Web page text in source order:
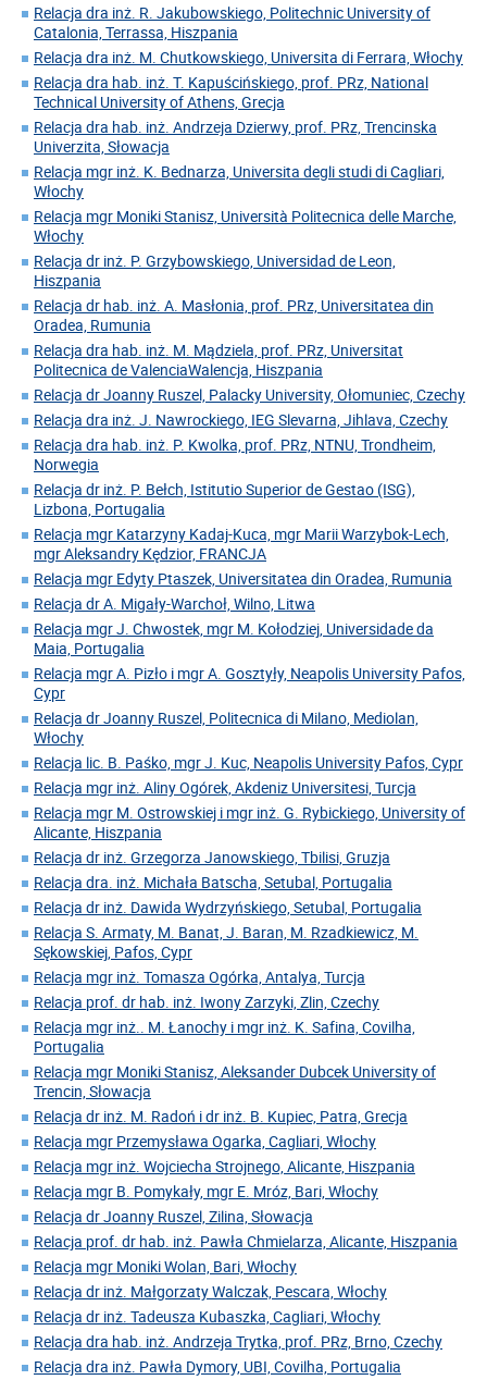
Relacja dra inż. R. Jakubowskiego, Politechnic University of
Catalonia, Terrassa, Hiszpania
Relacja dra inż. M. Chutkowskiego, Universita di Ferrara, Włochy
Relacja dra hab. inż. T. Kapuścińskiego, prof. PRz, National
Technical University of Athens, Grecja
Relacja dra hab. inż. Andrzeja Dzierwy, prof. PRz, Trencinska
Univerzita, Słowacja
Relacja mgr inż. K. Bednarza, Universita degli studi di Cagliari,
Włochy
Relacja mgr Moniki Stanisz, Università Politecnica delle Marche,
Włochy
Relacja dr inż. P. Grzybowskiego, Universidad de Leon,
Hiszpania
Relacja dr hab. inż. A. Masłonia, prof. PRz, Universitatea din
Oradea, Rumunia
Relacja dra hab. inż. M. Mądziela, prof. PRz, Universitat
Politecnica de ValenciaWalencja, Hiszpania
Relacja dr Joanny Ruszel, Palacky University, Ołomuniec, Czechy
Relacja dra inż. J. Nawrockiego, IEG Slevarna, Jihlava, Czechy
Relacja dra hab. inż. P. Kwolka, prof. PRz, NTNU, Trondheim,
Norwegia
Relacja dr inż. P. Bełch, Istitutio Superior de Gestao (ISG),
Lizbona, Portugalia
Relacja mgr Katarzyny Kadaj-Kuca, mgr Marii Warzybok-Lech,
mgr Aleksandry Kędzior, FRANCJA
Relacja mgr Edyty Ptaszek, Universitatea din Oradea, Rumunia
Relacja dr A. Migały-Warchoł, Wilno, Litwa
Relacja mgr J. Chwostek, mgr M. Kołodziej, Universidade da
Maia, Portugalia
Relacja mgr A. Pizło i mgr A. Gosztyły, Neapolis University Pafos,
Cypr
Relacja dr Joanny Ruszel, Politecnica di Milano, Mediolan,
Włochy
Relacja lic. B. Paśko, mgr J. Kuc, Neapolis University Pafos, Cypr
Relacja mgr inż. Aliny Ogórek, Akdeniz Universitesi, Turcja
Relacja mgr M. Ostrowskiej i mgr inż. G. Rybickiego, University of
Alicante, Hiszpania
Relacja dr inż. Grzegorza Janowskiego, Tbilisi, Gruzja
Relacja dra. inż. Michała Batscha, Setubal, Portugalia
Relacja dr inż. Dawida Wydrzyńskiego, Setubal, Portugalia
Relacja S. Armaty, M. Banat, J. Baran, M. Rzadkiewicz, M.
Sękowskiej, Pafos, Cypr
Relacja mgr inż. Tomasza Ogórka, Antalya, Turcja
Relacja prof. dr hab. inż. Iwony Zarzyki, Zlin, Czechy
Relacja mgr inż.. M. Łanochy i mgr inż. K. Safina, Covilha,
Portugalia
Relacja mgr Moniki Stanisz, Aleksander Dubcek University of
Trencin, Słowacja
Relacja dr inż. M. Radoń i dr inż. B. Kupiec, Patra, Grecja
Relacja mgr Przemysława Ogarka, Cagliari, Włochy
Relacja mgr inż. Wojciecha Strojnego, Alicante, Hiszpania
Relacja mgr B. Pomykały, mgr E. Mróz, Bari, Włochy
Relacja dr Joanny Ruszel, Zilina, Słowacja
Relacja prof. dr hab. inż. Pawła Chmielarza, Alicante, Hiszpania
Relacja mgr Moniki Wolan, Bari, Włochy
Relacja dr inż. Małgorzaty Walczak, Pescara, Włochy
Relacja dr inż. Tadeusza Kubaszka, Cagliari, Włochy
Relacja dra hab. inż. Andrzeja Trytka, prof. PRz, Brno, Czechy
Relacja dra inż. Pawła Dymory, UBI, Covilha, Portugalia